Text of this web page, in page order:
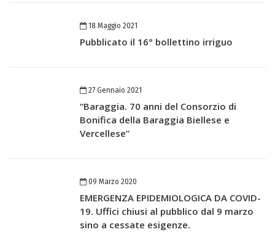
18 Maggio 2021
Pubblicato il 16° bollettino irriguo
27 Gennaio 2021
“Baraggia. 70 anni del Consorzio di
Bonifica della Baraggia Biellese e
Vercellese”
09 Marzo 2020
EMERGENZA EPIDEMIOLOGICA DA COVID-
19. Uffici chiusi al pubblico dal 9 marzo
sino a cessate esigenze.